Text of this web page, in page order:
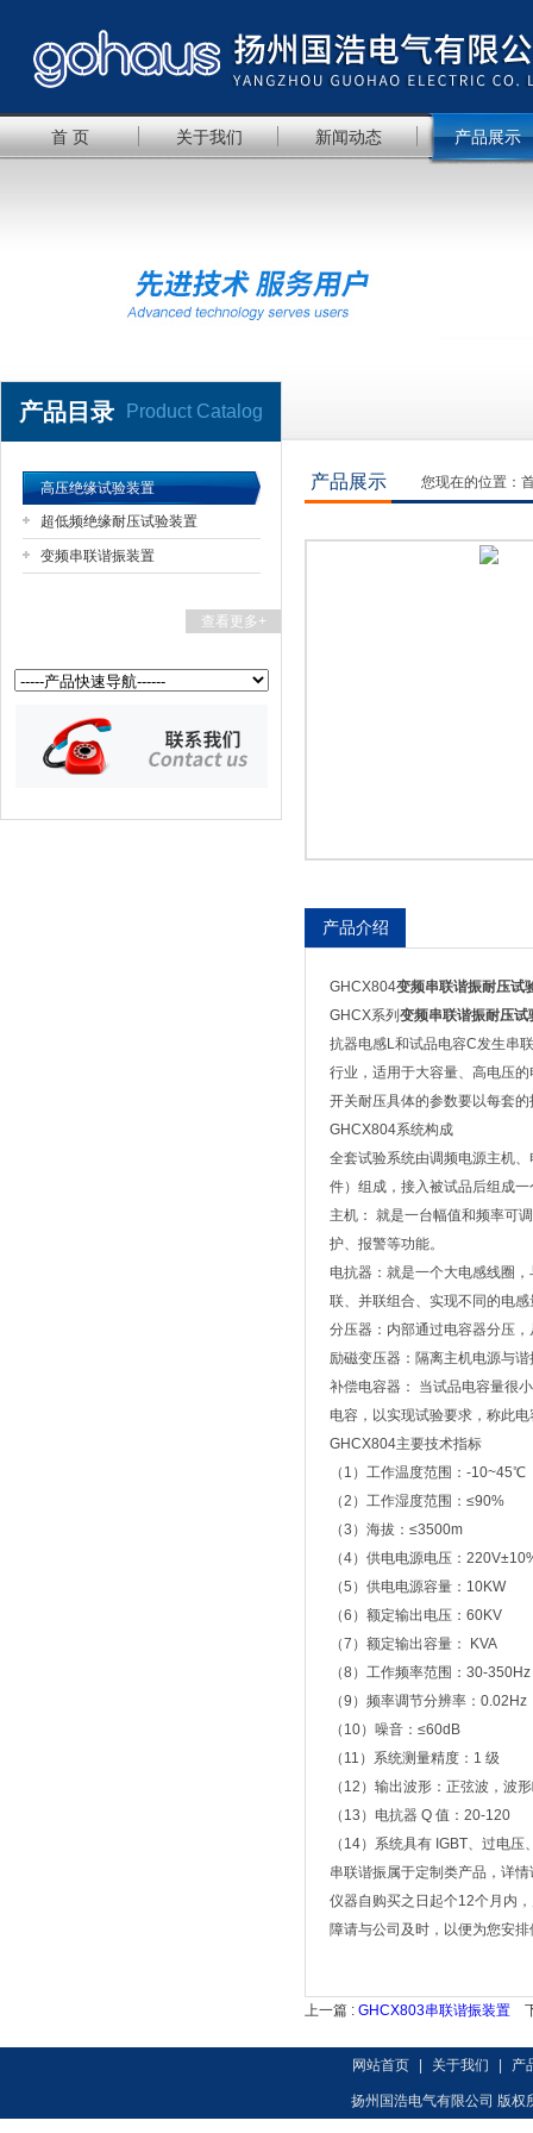
首 页 关于我们 新闻动态 产品展示
产品目录 Product Catalog
高压绝缘试验装置
超低频绝缘耐压试验装置
变频串联谐振装置
查看更多+
产品展示 您现在的位置：
产品介绍
GHCX804变频串联谐振耐压试
GHCX系列 变频串联谐振耐压试
抗器电感L和试品电容C发生串
行业，适用于大容量、高电压
开关耐压具体的参数要以每套
GHCX804系统构成
全套试验系统由调频电源主机
件）组成，接入被试品后组成
主机： 就是一台幅值和频率可
护、报警等功能。
电抗器：就是一个大电感线圈
联、并联组合、实现不同的电
分压器：内部通过电容器分压
励磁变压器：隔离主机电源与
补偿电容器： 当试品电容量很
电容，以实现试验要求，称此
GHCX804主要技术指标
（1）工作温度范围：-10~45℃
（2）工作湿度范围：≤90%
（3）海拔：≤3500m
（4）供电电源电压：
（5）供电电源容量：10KW
（6）额定输出电压：60KV
（7）额定输出容量： KVA
（8）工作频率范围：30-
（9）频率调节分辨率：
（10）噪音：≤60dB
（11）系统测量精度：1 级
（12）输出波形：正弦波，波
（13）电抗器 Q 值：20-120
（14）系统具有 IGBT、过电
串联谐振属于定制类产品，详
仪器自购买之日起个12个月内
障请与公司及时，以便为您安
上一篇 : GHCX803串联谐振装置
网站首页 关于我们 产
扬州国浩电气有限公司 版权